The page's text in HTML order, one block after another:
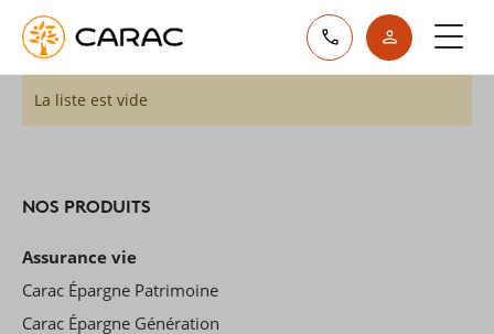
La liste est vide
NOS PRODUITS
Assurance vie
Carac Épargne Patrimoine
Carac Épargne Génération
Paramétrer vos préférences sur les cookies